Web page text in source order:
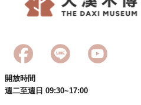
市
政
信
開放時間
週二至週日 09:30~17:00